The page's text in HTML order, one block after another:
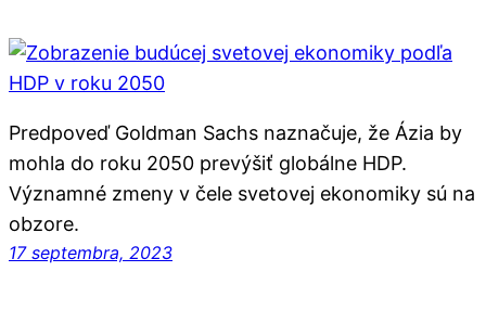
Predpoveď Goldman Sachs naznačuje, že Ázia by
mohla do roku 2050 prevýšiť globálne HDP.
Významné zmeny v čele svetovej ekonomiky sú na
obzore.
17 septembra, 2023